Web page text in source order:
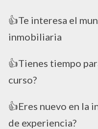
👍Te interesa el
inmobiliaria
👍Tienes tiempo
curso?
👍Eres nuevo en la
de experiencia?